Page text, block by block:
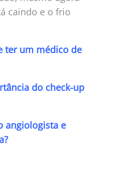
caindo e o frio
ter um médico de
do check-up
angiologista e